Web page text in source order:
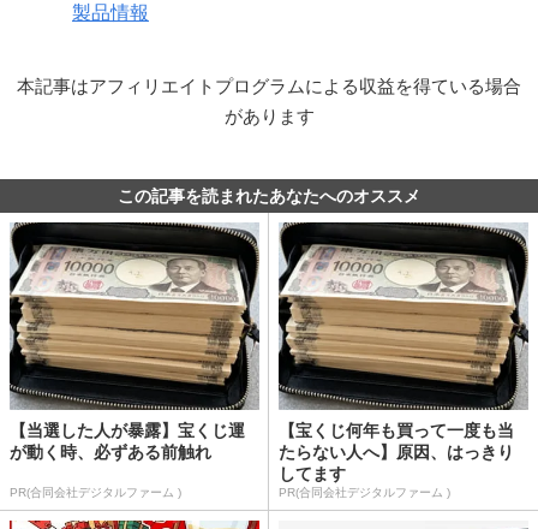
製品情報
本記事はアフィリエイトプログラムによる収益を得ている場合
があります
この記事を読まれたあなたへのオススメ
【当選した人が暴露】宝くじ運
が動く時、必ずある前触れ
PR(合同会社デジタルファーム )
【宝くじ何年も買って一度も当
たらない人へ】原因、はっきり
してます
PR(合同会社デジタルファーム )